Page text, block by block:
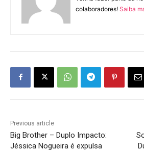
colaboradores! Saiba
Previous article
Big Brother – Duplo Impacto:
Jéssica Nogueira é expulsa